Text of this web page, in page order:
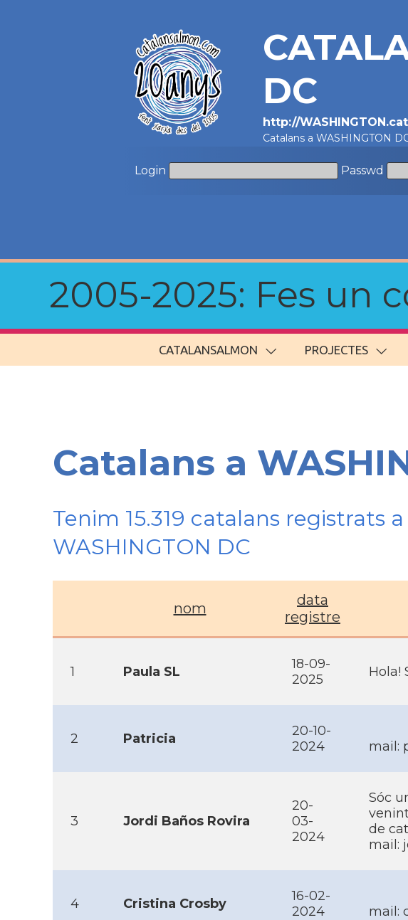
DC
http://
Catalans a WASHINGTON
Login Passwd
2005-2025: Fes un
CATALANSALMON PROJECTES
Catalans a
Tenim 15.319 catalans registrats
WASHINGTON DC
nom
data
registre
1 Paula SL
18-09-
2025
Hola!
2 Patricia
20-10-
2024
mail:
3 Jordi Baños Rovira
20-
03-
2024
Sóc
de
mail:
4 Cristina Crosby
16-02-
2024
mail: